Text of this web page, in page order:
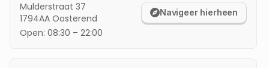
Mulderstraat 37
1794AA Oosterend
Open: 08:30 – 22:00
Navigeer hierheen